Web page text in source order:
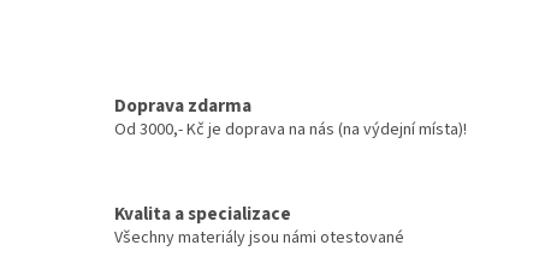
í
k
y
Doprava zdarma
Od 3000,- Kč je doprava na nás (na výdejní místa)!
Kvalita a specializace
Všechny materiály jsou námi otestované